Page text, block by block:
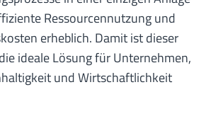
Ressourcennutzung und
erheblich. Damit ist dieser
ideale Lösung für Unternehmen,
und Wirtschaftlichkeit